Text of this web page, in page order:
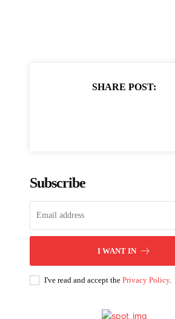
SHARE POST:
Subscribe
I WANT IN
I've read and accept thePrivacy Policy.